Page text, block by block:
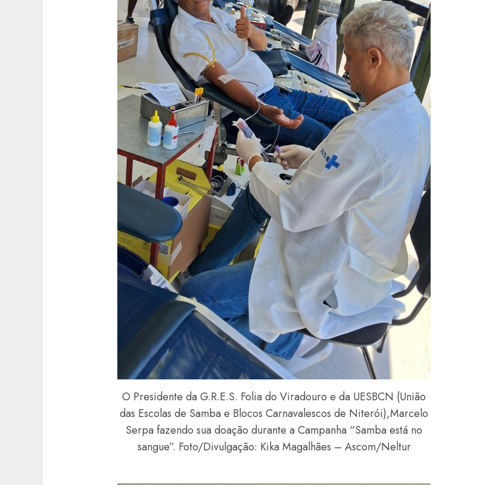
O Presidente da G.R.E.S. Folia do Viradouro e da UESBCN (União
das Escolas de Samba e Blocos Carnavalescos de Niterói),Marcelo
Serpa fazendo sua doação durante a Campanha “Samba está no
sangue”. Foto/Divulgação: Kika Magalhães – Ascom/Neltur